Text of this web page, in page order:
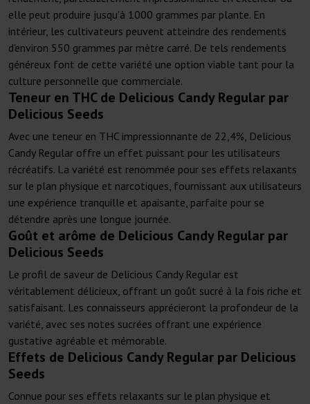
elle peut produire jusqu'à 1000 grammes par plante. En
intérieur, les cultivateurs peuvent atteindre des rendements
d'environ 550 grammes par mètre carré. De tels rendements
généreux font de cette variété une option viable tant pour la
culture personnelle que commerciale.
Teneur en THC de Delicious Candy Regular par
Delicious Seeds
Avec une teneur en THC impressionnante de 22,4%, Delicious
Candy Regular offre un effet puissant pour les utilisateurs
récréatifs. La variété est renommée pour ses effets relaxants
sur le plan physique et narcotiques, fournissant aux utilisateurs
une expérience tranquille et apaisante, parfaite pour se
détendre après une longue journée.
Goût et arôme de Delicious Candy Regular par
Delicious Seeds
Le profil de saveur de Delicious Candy Regular est
véritablement délicieux, offrant un goût sucré à la fois riche et
satisfaisant. Les connaisseurs apprécieront la profondeur de la
variété, avec ses notes sucrées offrant une expérience
gustative agréable et mémorable.
Effets de Delicious Candy Regular par Delicious
Seeds
Connue pour ses effets relaxants sur le plan physique et